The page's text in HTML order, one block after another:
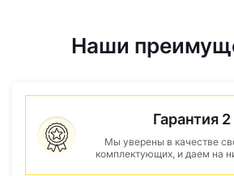
Наши
Гарантия 2
Мы уверены в качестве
комплектующих, и даем на